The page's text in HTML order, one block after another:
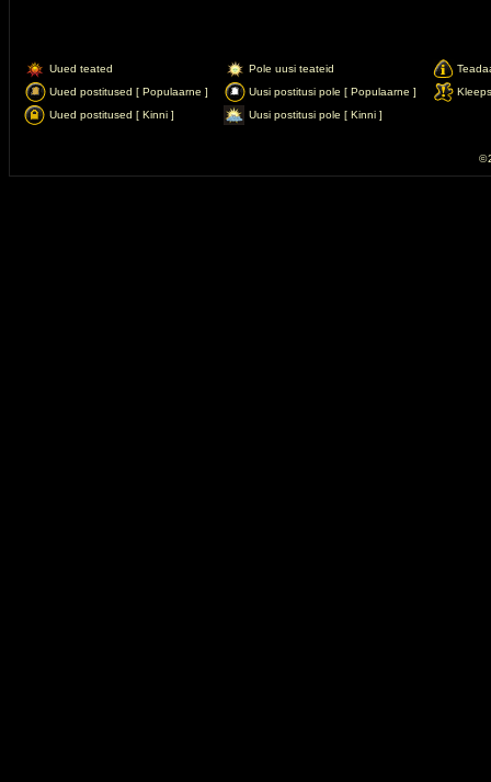
Uued teated Pole uusi teateid
Uued postitused [ Populaarne ]
Uusi postitusi pole [ Populaarne ]
Kleeps
Uued postitused [ Kinni ]
Uusi postitusi pole [ Kinni ]
©